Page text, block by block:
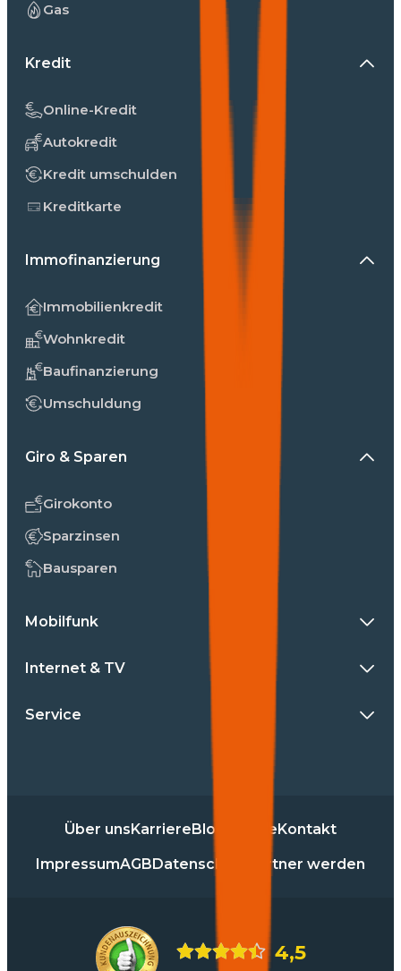
Gas
Kredit
Online-Kredit
Autokredit
Kredit umschulden
Kreditkarte
Immofinanzierung
Immobilienkredit
Wohnkredit
Baufinanzierung
Umschuldung
Giro & Sparen
Girokonto
Sparzinsen
Bausparen
Mobilfunk
Internet & TV
Service
Über unsKarriereBlog PresseKontakt
ImpressumAGBDatenschutz Partner werden
4,5